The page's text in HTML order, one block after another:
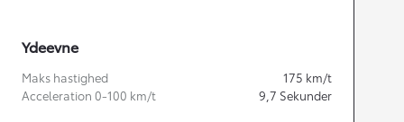
Ydeevne
Maks hastighed 175 km/t
Acceleration 0-100 km/t
9,7 Sekunder